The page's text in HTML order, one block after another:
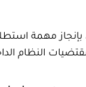
مهمة
النظام الداخلي